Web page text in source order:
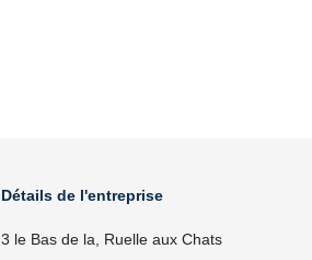
Détails de l'entreprise
3 le Bas de la, Ruelle aux Chats